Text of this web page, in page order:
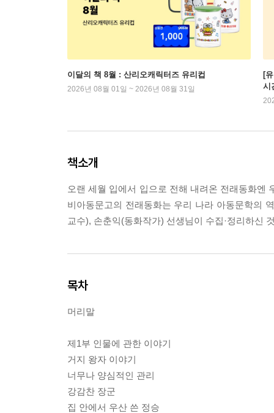
이달의 책 8월 : 산리오캐릭터즈 유리컵
2026년 08월 01일 ~ 2026년 08월 31일
[
시
책소개
오랜 세월 입에서 입으로 전해 내려온 전래동화엔
비아동문고의 전래동화는 우리 나라 아동문학의
교수), 손춘익(동화작가) 선생님이 수집·정리하신
목차
머리말
제1부 인물에 관한 이야기
거지 왕자 이야기
너무나 양심적인 관리
강감찬 장군
집 안에서 우산 쓴 정승